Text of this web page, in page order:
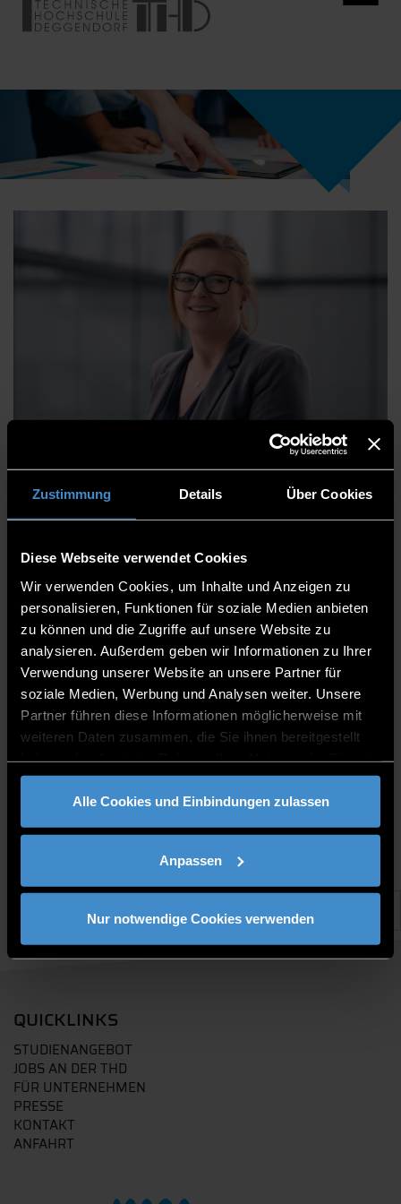
Zustimmung Details Über Cookies
Diese Webseite verwendet Cookies
Wir verwenden Cookies, um Inhalte und Anzeigen zu
personalisieren, Funktionen für soziale Medien anbieten
zu können und die Zugriffe auf unsere Website zu
analysieren. Außerdem geben wir Informationen zu Ihrer
Verwendung unserer Website an unsere Partner für
soziale Medien, Werbung und Analysen weiter. Unsere
Partner führen diese Informationen möglicherweise mit
weiteren Daten zusammen, die Sie ihnen bereitgestellt
gesammelt haben.
Alle Cookies und Einbindungen zulassen
Anpassen
Nur notwendige Cookies verwenden
Kathrin Stadler
Zentrum für angewandte Forschung
Institut für angewandte Informatik - Technologie
Campus Freyung
Assistentin
TCF
08551/91764-53
QUICKLINKS
STUDIENANGEBOT
JOBS AN DER THD
FÜR UNTERNEHMEN
PRESSE
KONTAKT
ANFAHRT